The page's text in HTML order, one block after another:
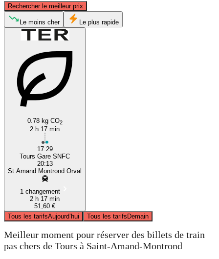
Rechercher le meilleur prix
Tours
Le moins cher Le plus rapide
0.78 kg CO2
2 h 17 min
17:29
Tours Gare SNFC
20:13
St Amand Montrond Orval
1 changement
2 h 17 min
51,60 €
Tous les tarifsAujourd’hui Tous les tarifsDemain
Meilleur moment pour réserver des billets de train
pas chers de Tours à Saint-Amand-Montrond